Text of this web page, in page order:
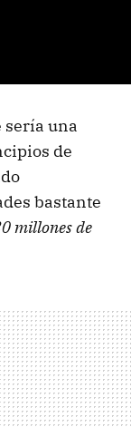
sería una
de
bastante
millones de